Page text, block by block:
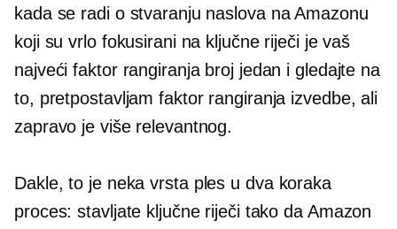
kada se radi o stvaranju naslova na Amazonu
koji su vrlo fokusirani na ključne riječi je vaš
najveći faktor rangiranja broj jedan i gledajte na
to, pretpostavljam faktor rangiranja izvedbe, ali
zapravo je više relevantnog.
Dakle, to je neka vrsta ples u dva koraka
proces: stavljate ključne riječi tako da Amazon